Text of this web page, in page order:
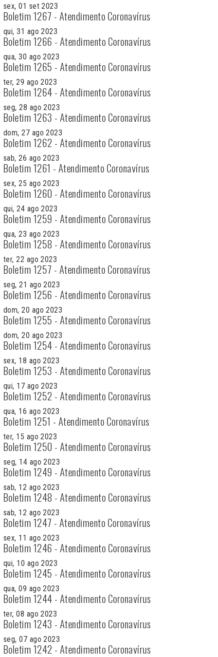
sex, 01 set 2023
Boletim 1267 - Atendimento Coronavírus
qui, 31 ago 2023
Boletim 1266 - Atendimento Coronavírus
qua, 30 ago 2023
Boletim 1265 - Atendimento Coronavírus
ter, 29 ago 2023
Boletim 1264 - Atendimento Coronavírus
seg, 28 ago 2023
Boletim 1263 - Atendimento Coronavírus
dom, 27 ago 2023
Boletim 1262 - Atendimento Coronavírus
sab, 26 ago 2023
Boletim 1261 - Atendimento Coronavírus
sex, 25 ago 2023
Boletim 1260 - Atendimento Coronavírus
qui, 24 ago 2023
Boletim 1259 - Atendimento Coronavírus
qua, 23 ago 2023
Boletim 1258 - Atendimento Coronavírus
ter, 22 ago 2023
Boletim 1257 - Atendimento Coronavírus
seg, 21 ago 2023
Boletim 1256 - Atendimento Coronavírus
dom, 20 ago 2023
Boletim 1255 - Atendimento Coronavírus
dom, 20 ago 2023
Boletim 1254 - Atendimento Coronavírus
sex, 18 ago 2023
Boletim 1253 - Atendimento Coronavírus
qui, 17 ago 2023
Boletim 1252 - Atendimento Coronavírus
qua, 16 ago 2023
Boletim 1251 - Atendimento Coronavírus
ter, 15 ago 2023
Boletim 1250 - Atendimento Coronavírus
seg, 14 ago 2023
Boletim 1249 - Atendimento Coronavírus
sab, 12 ago 2023
Boletim 1248 - Atendimento Coronavírus
sab, 12 ago 2023
Boletim 1247 - Atendimento Coronavírus
sex, 11 ago 2023
Boletim 1246 - Atendimento Coronavírus
qui, 10 ago 2023
Boletim 1245 - Atendimento Coronavírus
qua, 09 ago 2023
Boletim 1244 - Atendimento Coronavírus
ter, 08 ago 2023
Boletim 1243 - Atendimento Coronavírus
seg, 07 ago 2023
Boletim 1242 - Atendimento Coronavírus